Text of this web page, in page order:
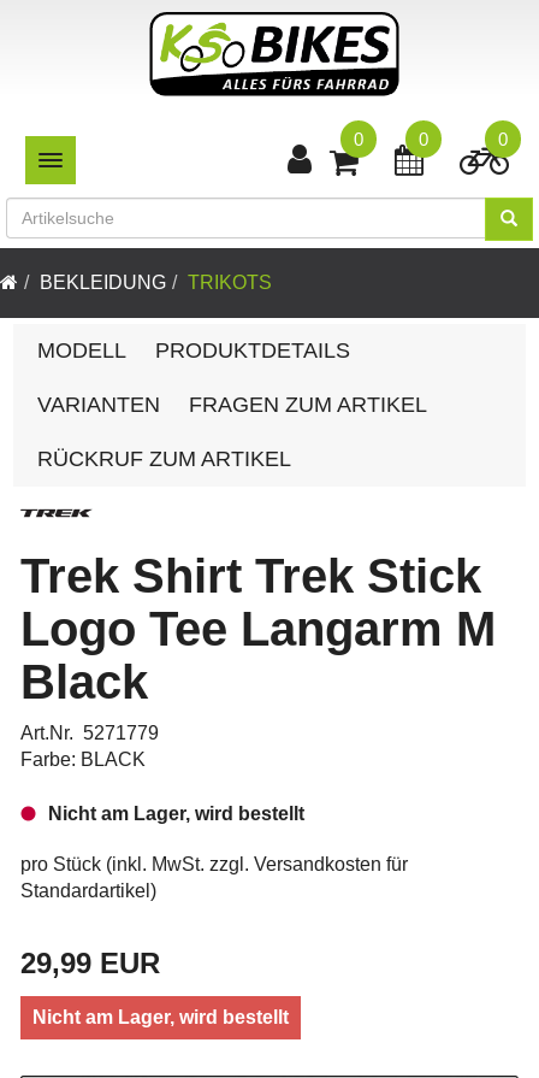
TOGGLE NAVIGATION
0
0
0
BEKLEIDUNG TRIKOTS
MODELL PRODUKTDETAILS
VARIANTEN FRAGEN ZUM ARTIKEL
RÜCKRUF ZUM ARTIKEL
Trek Shirt Trek Stick
Logo Tee Langarm M
Black
Art.Nr. 5271779
Farbe: BLACK
Nicht am Lager, wird bestellt
pro Stück (inkl. MwSt. zzgl. Versandkosten für
Standardartikel )
29,99 EUR
Nicht am Lager, wird bestellt